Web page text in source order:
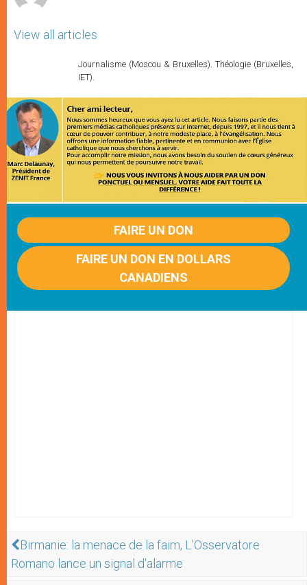
View all articles
Journalisme (Moscou & Bruxelles). Théologie (Bruxelles,
IET).
FAIRE UN DON
FAIRE UN DON EN DOLLARS
CANADIENS
Birmanie: la menace de la faim, L'Osservatore
Romano lance un signal d'alarme